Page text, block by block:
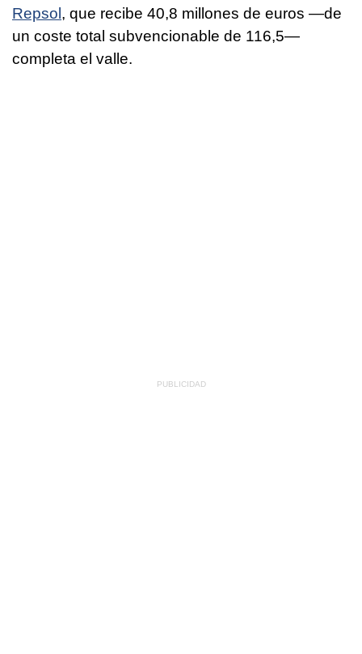
Repsol , que recibe 40,8 millones de euros —de
un coste total subvencionable de 116,5—
completa el valle.